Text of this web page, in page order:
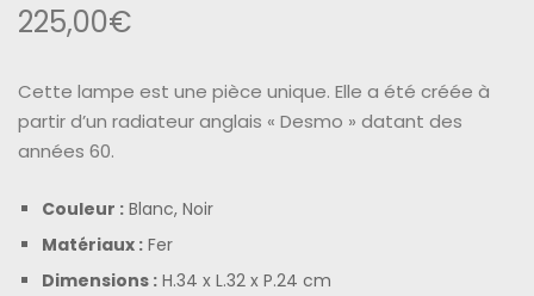
225,00€
Cette lampe est une pièce unique. Elle a été créée à
partir d’un radiateuranglais « Desmo » datant des
années 60.
Couleur : Blanc, Noir
Matériaux : Fer
Dimensions : H.34 x L.32 x P.24 cm